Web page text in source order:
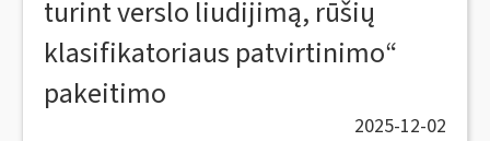
turint verslo liudijimą, rūšių
klasifikatoriaus patvirtinimo“
pakeitimo
2025-12-02